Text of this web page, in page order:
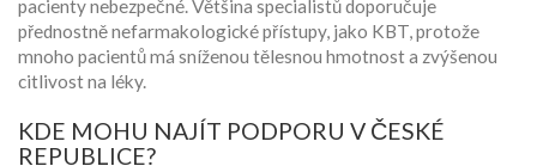
pacienty nebezpečné. Většina specialistů doporučuje
přednostně nefarmakologické přístupy, jako KBT, protože
mnoho pacientů má sníženou tělesnou hmotnost a zvýšenou
citlivost na léky.
KDE MOHU NAJÍT PODPORU V ČESKÉ
REPUBLICE?